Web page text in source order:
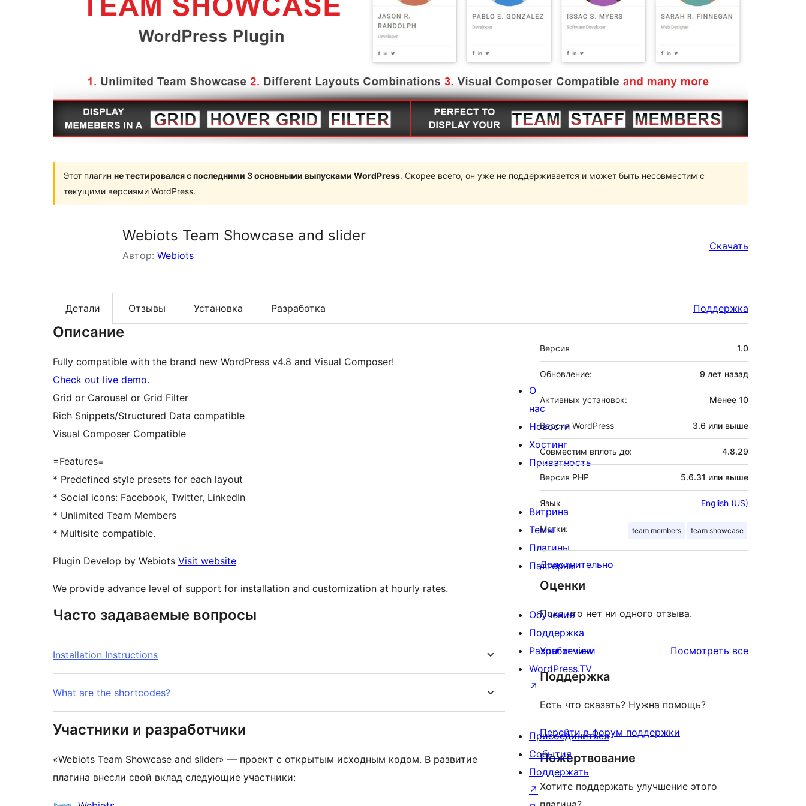
Этот плагин не тестировался с последними 3 основными выпусками WordPress. Скорее всего, он уже не поддерживается и может быть несовместим с
текущими версиями WordPress.
Webiots Team Showcase and slider
Автор: Webiots
Скачать
Детали Отзывы Установка Разработка Поддержка
Описание
Fully compatible with the brand new WordPress v4.8 and Visual Composer!
Check out live demo.
Grid or Carousel or Grid Filter
Rich Snippets/Structured Data compatible
Visual Composer Compatible
=Features=
* Predefined style presets for each layout
* Social icons: Facebook, Twitter, LinkedIn
* Unlimited Team Members
* Multisite compatible.
Plugin Develop by Webiots Visit website
We provide advance level of support for installation and customization at hourly rates.
Часто задаваемые вопросы
Installation Instructions
What are the shortcodes?
Участники и разработчики
«Webiots Team Showcase and slider» — проект с открытым исходным кодом. В развитие
плагина внесли свой вклад следующие участники:
Мета
Версия 1.0
Обновление: 9 лет назад
Активных установок: Менее 10
Версия WordPress 3.6 или выше
Совместим вплоть до: 4.8.29
Версия PHP 5.6.31 или выше
Язык English (US)
Метки: team members team showcase
Дополнительно
Оценки
Пока что нет ни одного отзыва.
Your review Посмотреть всеотзывы
Поддержка
Есть что сказать? Нужна помощь?
Перейти в форум поддержки
Пожертвование
Хотите поддержать улучшение этого
О
нас
Новости
Хостинг
Приватность
Витрина
Темы
Плагины
Паттерны
Обучение
Поддержка
Разработчики
WordPress.TV
↗
Присоединиться
События
Поддержать
↗